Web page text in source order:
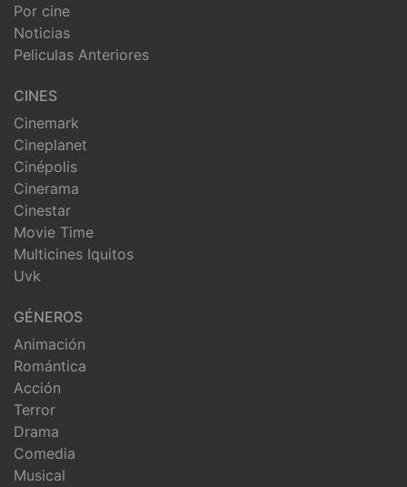
Por cine
Noticias
Peliculas Anteriores
CINES
Cinemark
Cineplanet
Cinépolis
Cinerama
Cinestar
Movie Time
Multicines Iquitos
Uvk
GÉNEROS
Animación
Romántica
Acción
Terror
Drama
Comedia
Musical